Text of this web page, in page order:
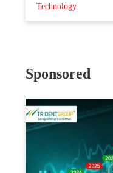
Technology
Sponsored